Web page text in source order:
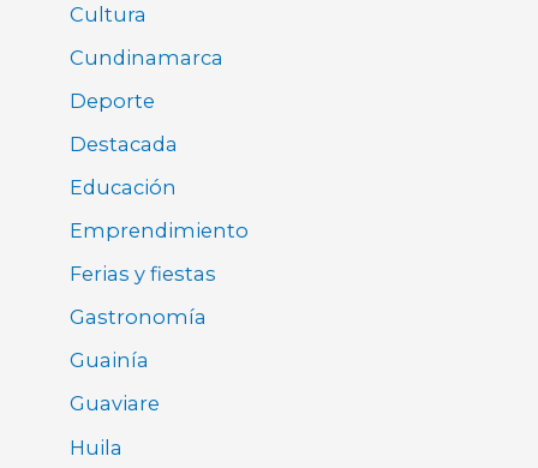
Cultura
Cundinamarca
Deporte
Destacada
Educación
Emprendimiento
Ferias y fiestas
Gastronomía
Guainía
Guaviare
Huila